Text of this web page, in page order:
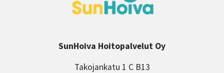
SunHoiva Hoitopalvelut Oy
Takojankatu 1 C B13